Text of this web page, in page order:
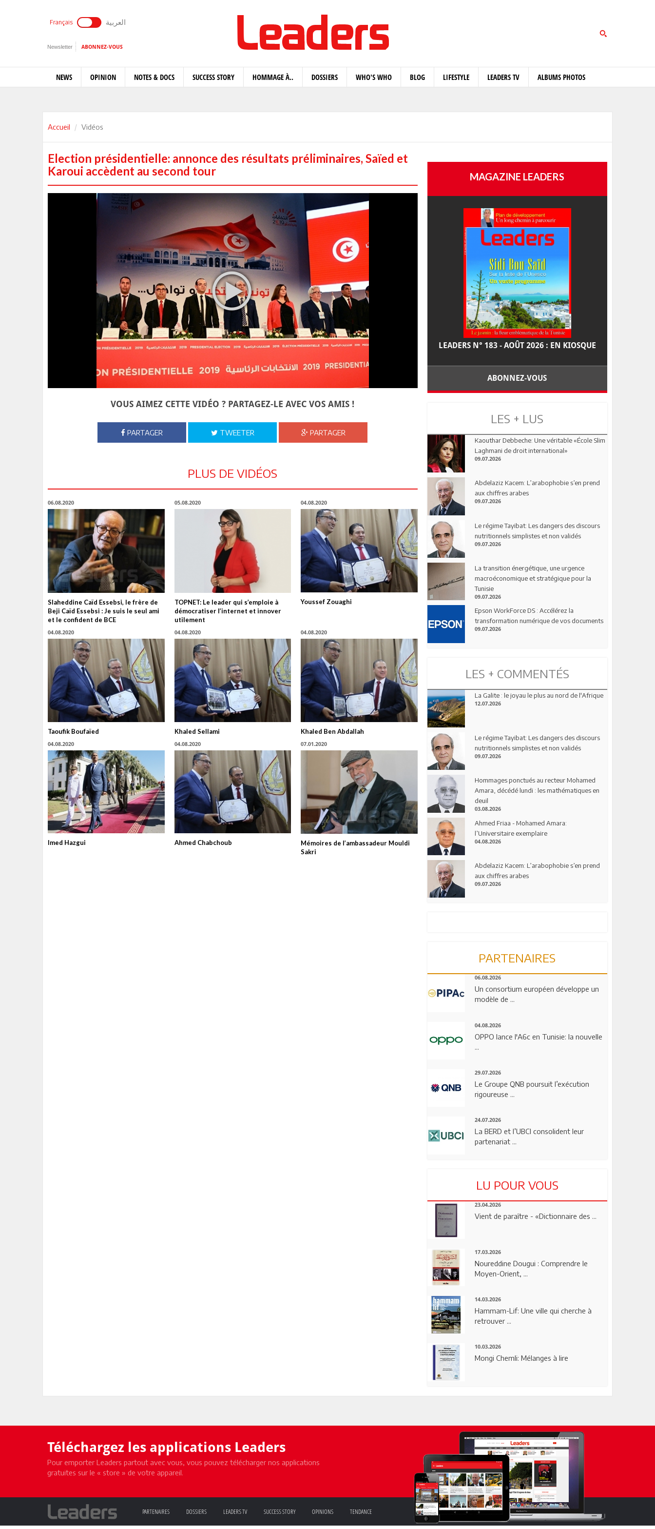
Français العربية
Newsletter ABONNEZ-VOUS
NEWS OPINION NOTES & DOCS SUCCESS STORY HOMMAGE À.. DOSSIERS WHO'S WHO BLOG LIFESTYLE LEADERS TV ALBUMS PHOTOS
Accueil Vidéos
Election présidentielle: annonce des résultats préliminaires, Saïed et
Karoui accèdent au second tour
VOUS AIMEZ CETTE VIDÉO ? PARTAGEZ-LE AVEC VOS AMIS !
PARTAGER TWEETER PARTAGER
PLUS DE VIDÉOS
06.08.2020
Slaheddine Caïd Essebsi, le frère de
Beji Caïd Essebsi : Je suis le seul ami
et le confident de BCE
05.08.2020
TOPNET: Le leader qui s’emploie à
démocratiser l’internet et innover
utilement
04.08.2020
Youssef Zouaghi
04.08.2020
Taoufik Boufaïed
04.08.2020
Khaled Sellami
04.08.2020
Khaled Ben Abdallah
04.08.2020
Imed Hazgui
04.08.2020
Ahmed Chabchoub
07.01.2020
Mémoires de l’ambassadeur Mouldi
Sakri
MAGAZINE LEADERS
LEADERS N° 183 - AOÛT 2026 : EN KIOSQUE
ABONNEZ-VOUS
LES + LUS
Kaouthar Debbeche: Une véritable «École Slim
Laghmani de droit international»
09.07.2026
Abdelaziz Kacem: L’arabophobie s’en prend
aux chiffres arabes
09.07.2026
Le régime Tayibat: Les dangers des discours
nutritionnels simplistes et non validés
09.07.2026
La transition énergétique, une urgence
macroéconomique et stratégique pour la
Tunisie
09.07.2026
Epson WorkForce DS : Accélérez la
transformation numérique de vos documents
09.07.2026
LES + COMMENTÉS
La Galite : le joyau le plus au nord de l'Afrique
12.07.2026
Le régime Tayibat: Les dangers des discours
nutritionnels simplistes et non validés
09.07.2026
Hommages ponctués au recteur Mohamed
Amara, décédé lundi : les mathématiques en
deuil
03.08.2026
Ahmed Friaa - Mohamed Amara:
l’Universitaire exemplaire
04.08.2026
Abdelaziz Kacem: L’arabophobie s’en prend
aux chiffres arabes
09.07.2026
PARTENAIRES
06.08.2026
Un consortium européen développe un
modèle de ...
04.08.2026
OPPO lance l'A6c en Tunisie: la nouvelle
29.07.2026
Le Groupe QNB poursuit l’exécution
rigoureuse ...
24.07.2026
La BERD et l’UBCI consolident leur
partenariat ...
LU POUR VOUS
23.04.2026
Vient de paraître - «Dictionnaire des ...
17.03.2026
Noureddine Dougui : Comprendre le
Moyen-Orient, ...
14.03.2026
Hammam-Lif: Une ville qui cherche à
retrouver ...
10.03.2026
Mongi Chemli: Mélanges à lire
Téléchargez les applications Leaders
Pour emporter Leaders partout avec vous, vous pouvez télécharger nos applications
gratuites sur le « store » de votre appareil.
PARTENAIRES DOSSIERS LEADERS TV SUCCESS STORY OPINIONS TENDANCE